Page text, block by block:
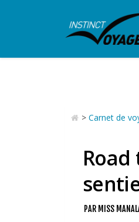
> Carnet de
PAR MISS